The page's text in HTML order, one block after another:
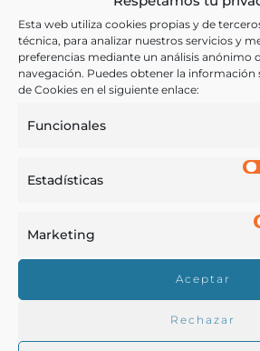
Esta web utiliza cookies propias y de
técnica, para analizar nuestros servicios y
preferencias mediante un análisis anónimo
navegación. Puedes obtener la información
de Cookies en el siguiente enlace:
Funcionales
Estadísticas
Marketing
Aceptar
Rechazar
electuarios y confecciones.- IV.
chymicos.
Otras ediciones:
[s.l]: [s.n.]. [2009]. 1 disco compacto
Ver ficha de Lardizabal, Vicente de,
navegantes